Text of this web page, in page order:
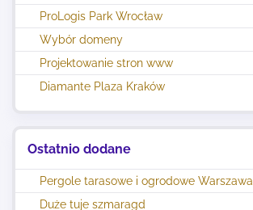
ProLogis Park Wrocław
Wybór domeny
Projektowanie stron www
Diamante Plaza Kraków
Ostatnio dodane
Pergole tarasowe i ogrodowe Warszawa
Duże tuje szmaragd